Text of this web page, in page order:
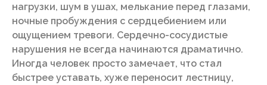
нагрузки, шум в ушах, мелькание перед глазами,
ночные пробуждения с сердцебиением или
ощущением тревоги. Сердечно-сосудистые
нарушения не всегда начинаются драматично.
Иногда человек просто замечает, что стал
быстрее уставать, хуже переносит лестницу,